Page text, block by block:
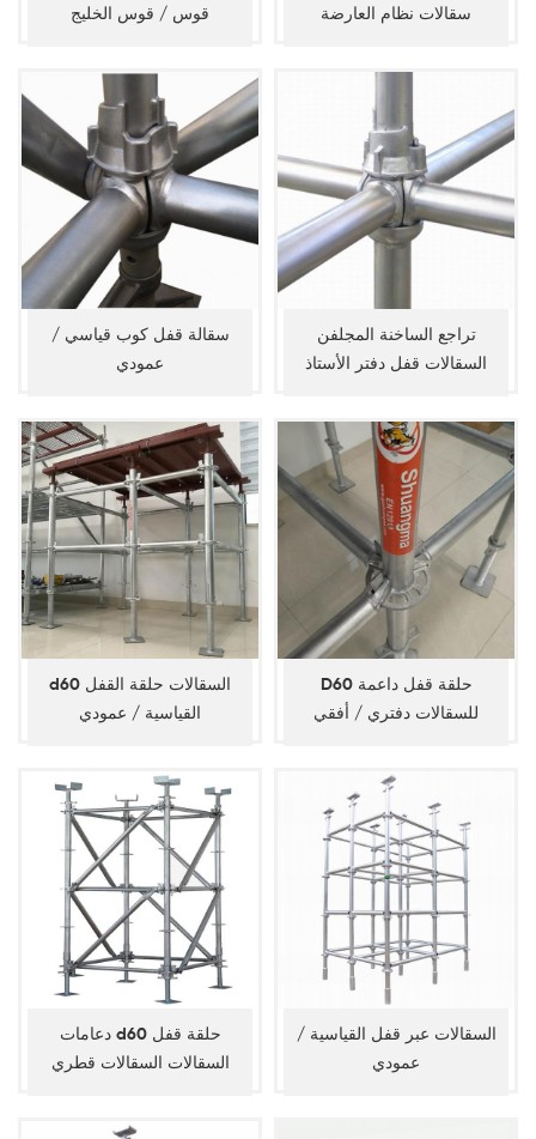
قوس / قوس الخليج سقالات نظام العارضة
سقالة قفل كوب قياسي /
عمودي
تراجع الساخنة المجلفن
السقالات قفل دفتر الأستاذ
d60 السقالات حلقة القفل
القياسية / عمودي
D60 حلقة قفل داعمة
للسقالات دفتري / أفقي
دعامات d60 حلقة قفل
السقالات السقالات قطري
السقالات عبر قفل القياسية /
عمودي